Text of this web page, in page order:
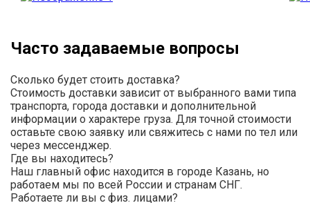
Часто задаваемые вопросы
Сколько будет стоить доставка?
Стоимость доставки зависит от выбранного вами типа
транспорта, города доставки и дополнительной
информации о характере груза. Для точной стоимости
оставьте свою заявку или свяжитесь с нами по тел или
через мессенджер.
Где вы находитесь?
Наш главный офис находится в городе Казань, но
работаем мы по всей России и странам СНГ.
Работаете ли вы с физ. лицами?